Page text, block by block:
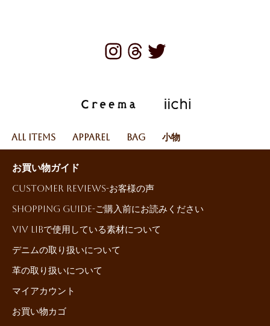
All Items Apparel Bag 小物
お買い物ガイド
Customer reviews-お客様の声
Shopping Guide-ご購入前にお読みください
ViV LiBで使用している素材について
デニムの取り扱いについて
革の取り扱いについて
マイアカウント
お買い物カゴ